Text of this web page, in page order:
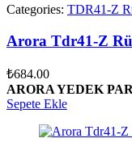
Categories: TDR41-Z
Arora Tdr41-Z
₺684.00
ARORA YEDEK
Sepete Ekle